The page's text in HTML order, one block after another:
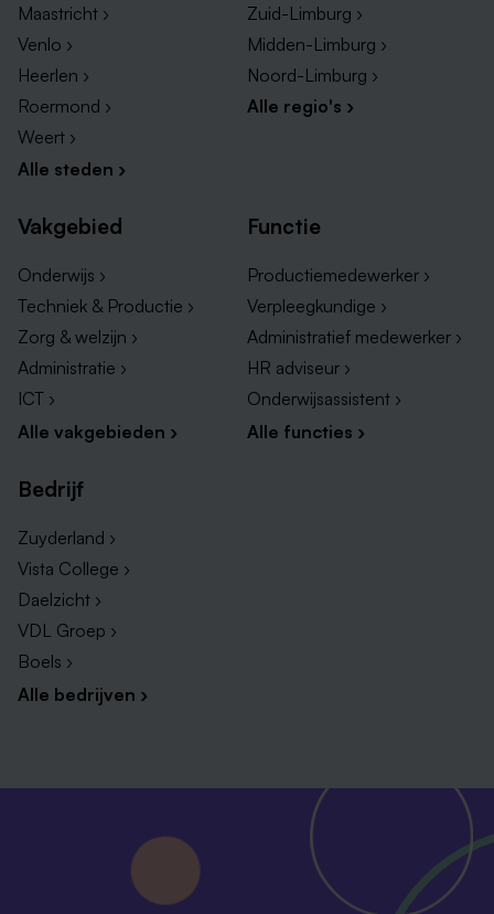
Maastricht ›
Venlo ›
Heerlen ›
Roermond ›
Weert ›
Alle steden ›
Zuid-Limburg ›
Midden-Limburg ›
Noord-Limburg ›
Alle regio's ›
Vakgebied
Onderwijs ›
Techniek & Productie ›
Zorg & welzijn ›
Administratie ›
ICT ›
Alle vakgebieden ›
Functie
Productiemedewerker ›
Verpleegkundige ›
Administratief medewerker ›
HR adviseur ›
Onderwijsassistent ›
Alle functies ›
Bedrijf
Zuyderland ›
Vista College ›
Daelzicht ›
VDL Groep ›
Boels ›
Alle bedrijven ›